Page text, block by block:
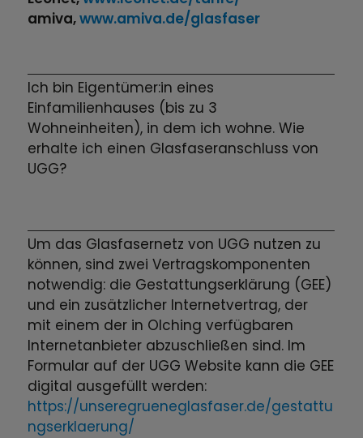
amiva,www.amiva.de/glasfaser
Ich bin Eigentümer:in eines
Einfamilienhauses (bis zu 3
Wohneinheiten), in dem ich wohne. Wie
erhalte ich einen Glasfaseranschluss von
UGG?
Um das Glasfasernetz von UGG nutzen zu
können, sind zwei Vertragskomponenten
notwendig: die Gestattungserklärung (GEE)
und ein zusätzlicher Internetvertrag, der
mit einem der in Olching verfügbaren
Internetanbieter abzuschließen sind. Im
Formular auf der UGG Website kann die GEE
digital ausgefüllt werden:
https://unseregrueneglasfaser.de/gestattu
ngserklaerung/